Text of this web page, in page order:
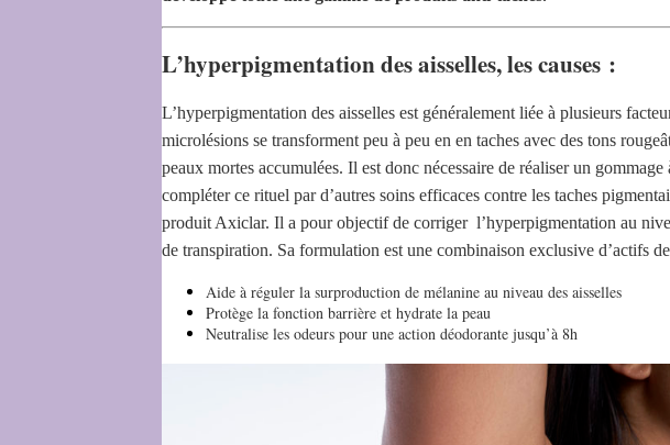
L’hyperpigmentation des aisselles, les causes :
L’hyperpigmentation des aisselles est généralement liée à plusieurs
microlésions se transforment peu à peu en en taches avec des tons
peaux mortes accumulées. Il est donc nécessaire de réaliser un
compléter ce rituel par d’autres soins efficaces contre les taches
produit Axiclar. Il a pour objectif de corriger l’hyperpigmentation au
de transpiration. Sa formulation est une combinaison exclusive d’actifs
Aide à réguler la surproduction de mélanine au niveau des aisselles
Protège la fonction barrière et hydrate la peau
Neutralise les odeurs pour une action déodorante jusqu’à 8h